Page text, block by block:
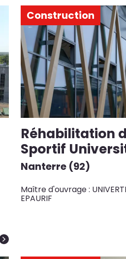
Construction
Réhabilitation
Sportif
Nanterre (92)
Maître d'ouvrage :
EPAURIF